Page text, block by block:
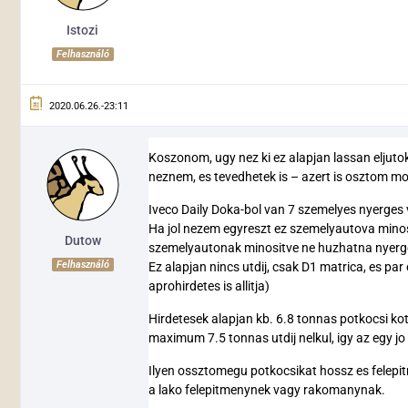
Istozi
Felhasználó
2020.06.26.-23:11
Dutow
Felhasználó
Koszonom, ugy nez ki ez alapjan lassan
neznem, es tevedhetek is – azert is osztom
Iveco Daily Doka-bol van 7 szemelyes
Ha jol nezem egyreszt ez szemelyautova
szemelyautonak minositve ne huzhatna
Ez alapjan nincs utdij, csak D1 matrica, es
aprohirdetes is allitja)
Hirdetesek alapjan kb. 6.8 tonnas potkocsi
maximum 7.5 tonnas utdij nelkul, igy az egy
Ilyen ossztomegu potkocsikat hossz es
a lako felepitmenynek vagy rakomanynak.